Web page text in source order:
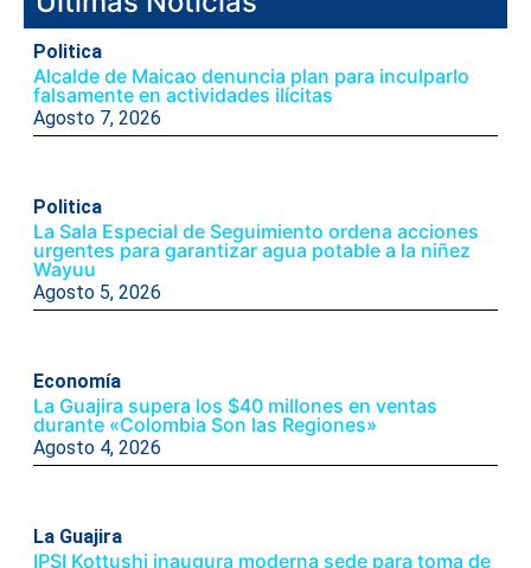
Politica
Alcalde de Maicao denuncia plan para inculparlo
falsamente en actividades ilícitas
Agosto 7, 2026
Politica
La Sala Especial de Seguimiento ordena acciones
urgentes para garantizar agua potable a la niñez
Wayuu
Agosto 5, 2026
Economía
La Guajira supera los $40 millones en ventas
durante «Colombia Son las Regiones»
Agosto 4, 2026
La Guajira
IPSI Kottushi inaugura moderna sede para toma de